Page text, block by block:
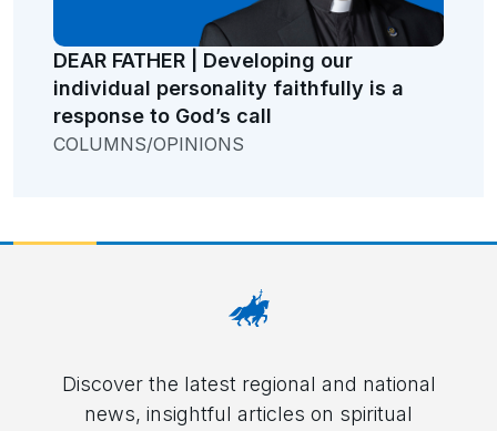
DEAR FATHER | Developing our
individual personality faithfully is a
response to God’s call
COLUMNS/OPINIONS
Discover the latest regional and national
news, insightful articles on spiritual